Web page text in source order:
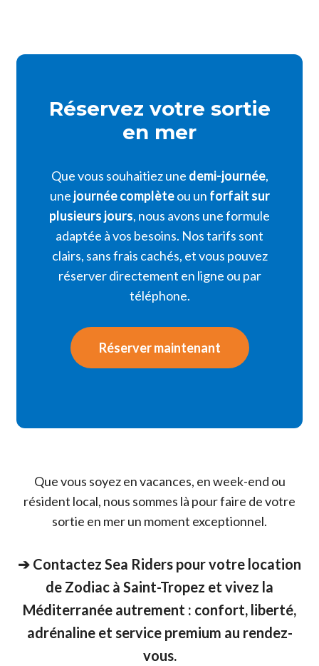
Réservez votre sortie
en mer
Que vous souhaitiez une demi-journée,
une journée complèteou un forfait sur
plusieurs jours, nous avons une formule
adaptée à vos besoins. Nos tarifs sont
clairs, sans frais cachés, et vous pouvez
réserver directement en ligne ou par
téléphone.
Réserver maintenant
Que vous soyez en vacances, en week-end ou
résident local, nous sommes là pour faire de votre
sortie en mer un moment exceptionnel.
➔ Contactez Sea Riders pour votre location
de Zodiac à Saint-Tropez et vivez la
Méditerranée autrement : confort, liberté,
adrénaline et service premium au rendez-
vous.